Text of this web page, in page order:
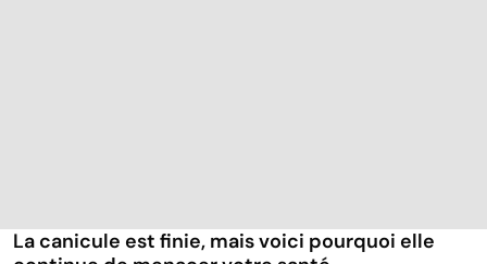
La canicule est finie, mais voici pourquoi elle